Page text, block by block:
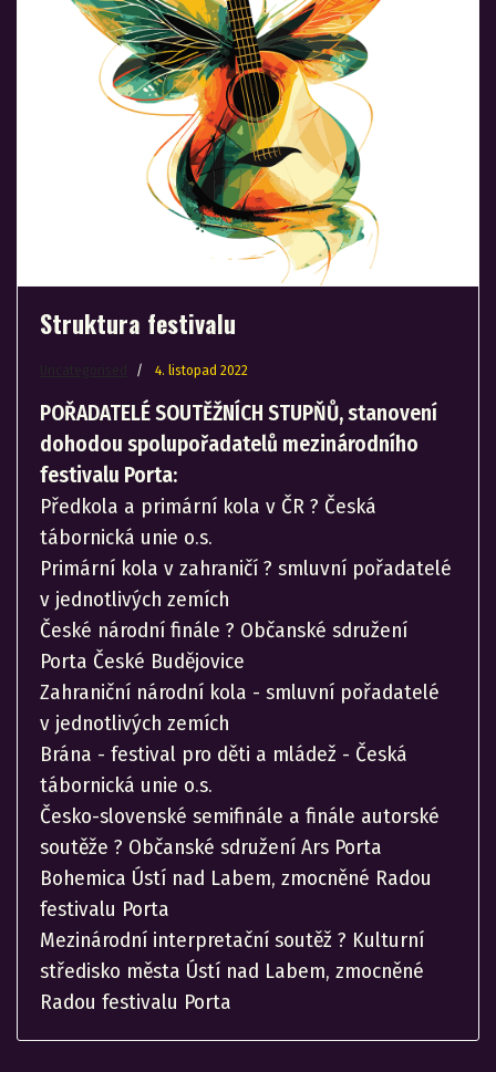
Struktura festivalu
4. listopad 2022
POŘADATELÉ SOUTĚŽNÍCH STUPŇŮ, stanovení
dohodou spolupořadatelů mezinárodního
festivalu Porta:
Předkola a primární kola v ČR ? Česká
tábornická unie o.s.
Primární kola v zahraničí ? smluvní pořadatelé
v jednotlivých zemích
České národní finále ? Občanské sdružení
Porta České Budějovice
Zahraniční národní kola - smluvní pořadatelé
v jednotlivých zemích
Brána - festival pro děti a mládež - Česká
tábornická unie o.s.
Česko-slovenské semifinále a finále autorské
soutěže ? Občanské sdružení Ars Porta
Bohemica Ústí nad Labem, zmocněné Radou
festivalu Porta
Mezinárodní interpretační soutěž ? Kulturní
středisko města Ústí nad Labem, zmocněné
Radou festivalu Porta